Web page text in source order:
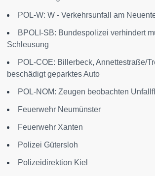
POL-W: W - Verkehrsunfall am
BPOLI-SB: Bundespolizei verhindert
Schleusung
POL-COE: Billerbeck, Annettestraße/
beschädigt geparktes Auto
POL-NOM: Zeugen beobachten
Feuerwehr Neumünster
Feuerwehr Xanten
Polizei Gütersloh
Polizeidirektion Kiel